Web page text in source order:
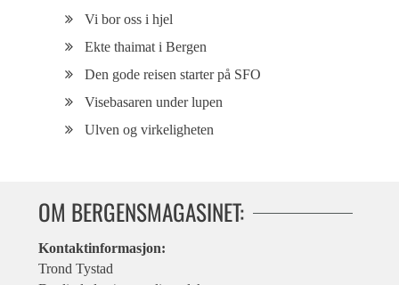
Vi bor oss i hjel
Ekte thaimat i Bergen
Den gode reisen starter på SFO
Visebasaren under lupen
Ulven og virkeligheten
OM BERGENSMAGASINET:
Kontaktinformasjon:
Trond Tystad